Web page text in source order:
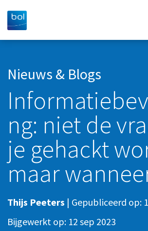
Home
Diensten
Accountancy
Audit
Bedrijfsoverdracht en opvolging
Business Intelligence
Klantverhalen
Nieuws en blogs
Kennisdossiers
Over ons
Ons team
Nieuws & Blogs
ng: niet de
je gehackt
maar
Thijs Peeters | Gepubliceerd op:
Bijgewerkt op: 12 sep 2023